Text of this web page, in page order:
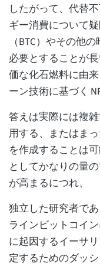
したがって、代替
ギー消費について
（BTC）やその他
必要とすることが
価な化石燃料に由
ーン技術に基づく
答えは実際には複
用する、またはま
を作成することは
としてかなりの量
が高まるにつれ、
独立した研究者で
ラインビットコイ
に起因するイーサ
定するためのダッ